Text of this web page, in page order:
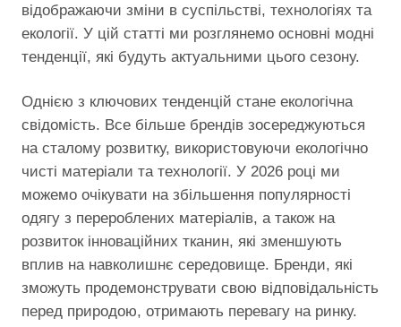
відображаючи зміни в суспільстві, технологіях та
екології. У цій статті ми розглянемо основні модні
тенденції, які будуть актуальними цього сезону.
Однією з ключових тенденцій стане екологічна
свідомість. Все більше брендів зосереджуються
на сталому розвитку, використовуючи екологічно
чисті матеріали та технології. У 2026 році ми
можемо очікувати на збільшення популярності
одягу з перероблених матеріалів, а також на
розвиток інноваційних тканин, які зменшують
вплив на навколишнє середовище. Бренди, які
зможуть продемонструвати свою відповідальність
перед природою, отримають перевагу на ринку.